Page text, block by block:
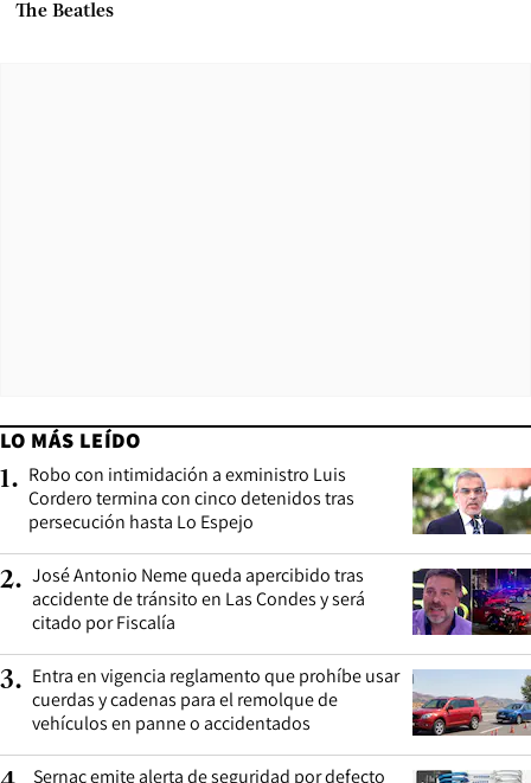
The Beatles
LO MÁS LEÍDO
1. Robo con intimidación a exministro Luis
Cordero termina con cinco detenidos tras
persecución hasta Lo Espejo
2. José Antonio Neme queda apercibido tras
accidente de tránsito en Las Condes y será
citado por Fiscalía
3. Entra en vigencia reglamento que prohíbe usar
cuerdas y cadenas para el remolque de
vehículos en panne o accidentados
Sernac emite alerta de seguridad por defecto